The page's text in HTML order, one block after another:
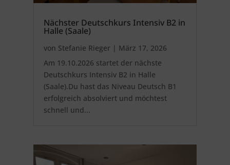
Nächster Deutschkurs Intensiv B2 in
Halle (Saale)
von Stefanie Rieger| März 17, 2026
Am 19.10.2026 startet der nächste
Deutschkurs Intensiv B2 in Halle
(Saale).Du hast das Niveau Deutsch B1
erfolgreich absolviert und möchtest
schnell und...